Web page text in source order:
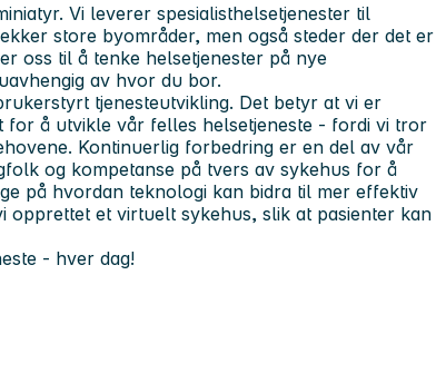
Vi leverer spesialisthelsetjenester til
store byområder, men også steder der det er
oss til å tenke helsetjenester på nye
av hvor du bor.
tjenesteutvikling. Det betyr at vi er
for å utvikle vår felles helsetjeneste - fordi vi tror
Kontinuerlig forbedring er en del av vår
og kompetanse på tvers av sykehus for å
på hvordan teknologi kan bidra til mer effektiv
opprettet et virtuelt sykehus, slik at pasienter kan
- hver dag!